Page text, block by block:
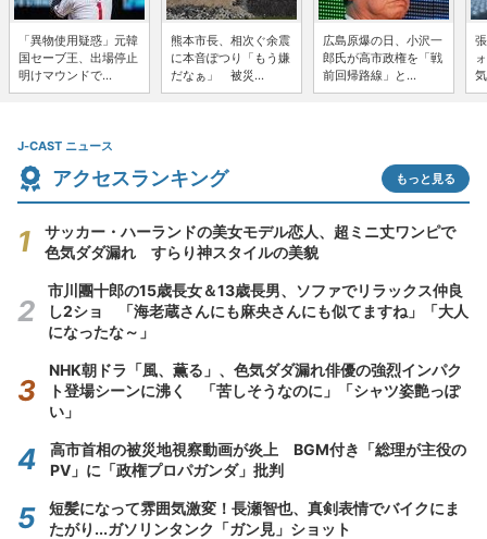
「異物使用疑惑」元韓
国セーブ王、出場停止
明けマウンドで...
熊本市長、相次ぐ余震
に本音ぽつり「もう嫌
だなぁ」 被災...
広島原爆の日、小沢一
郎氏が高市政権を「戦
前回帰路線」と...
J-CAST ニュース
アクセスランキング もっと見る
サッカー・ハーランドの美女モデル恋人、超ミニ丈ワンピで
色気ダダ漏れ すらり神スタイルの美貌
市川團十郎の15歳長女＆13歳長男、ソファでリラックス仲良
し2ショ 「海老蔵さんにも麻央さんにも似てますね」「大人
になったな～」
NHK朝ドラ「風、薫る」、色気ダダ漏れ俳優の強烈インパク
ト登場シーンに沸く 「苦しそうなのに」「シャツ姿艶っぽ
い」
高市首相の被災地視察動画が炎上 BGM付き「総理が主役の
PV」に「政権プロパガンダ」批判
短髪になって雰囲気激変！長瀬智也、真剣表情でバイクにま
たがり...ガソリンタンク「ガン見」ショット